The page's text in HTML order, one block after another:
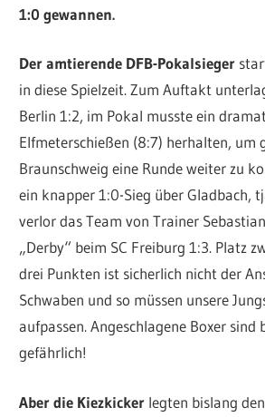
1:0 gewannen.
Der amtierende DFB-Pokalsieger
in diese Spielzeit. Zum Auftakt
Berlin 1:2, im Pokal musste ein
Elfmeterschießen (8:7) herhalten, um
Braunschweig eine Runde weiter zu
ein knapper 1:0-Sieg über Gladbach,
verlor das Team von Trainer
„Derby“ beim SC Freiburg 1:3. Platz
drei Punkten ist sicherlich nicht der
Schwaben und so müssen unsere
aufpassen. Angeschlagene Boxer sind
gefährlich!
Aber die Kiezkicker legten bislang den